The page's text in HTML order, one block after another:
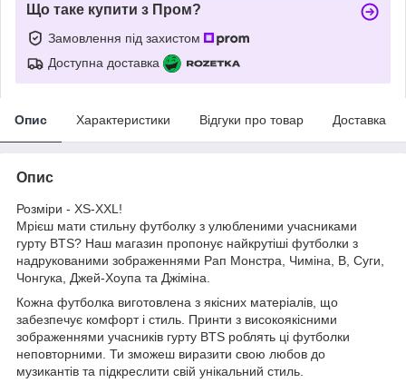
Що таке купити з Пром?
Замовлення під захистом
Доступна доставка
Опис Характеристики Відгуки про товар Доставка
Опис
Розміри - XS-XXL!
Мрієш мати стильну футболку з улюбленими учасниками
гурту BTS? Наш магазин пропонує найкрутіші футболки з
надрукованими зображеннями Рап Монстра, Чиміна, В, Суги,
Чонгука, Джей-Хоупа та Джіміна.
Кожна футболка виготовлена з якісних матеріалів, що
забезпечує комфорт і стиль. Принти з високоякісними
зображеннями учасників гурту BTS роблять ці футболки
неповторними. Ти зможеш виразити свою любов до
музикантів та підкреслити свій унікальний стиль.